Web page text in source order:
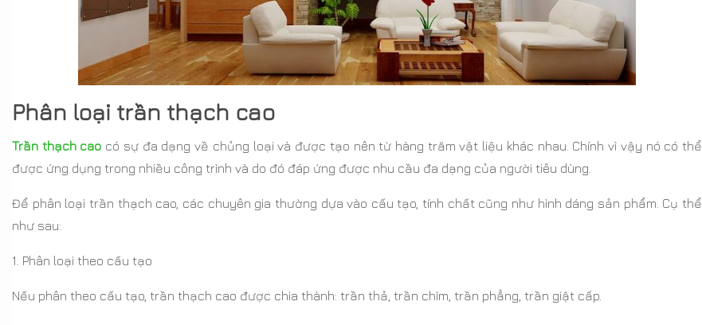
Phân loại trần thạch cao
Trần thạch cao có sự đa dạng về chủng loại và được tạo nên từ hàng trăm vật liệu khác nhau. Chính vì vậy nó có thể
được ứng dụng trong nhiều công trình và do đó đáp ứng được nhu cầu đa dạng của người tiêu dùng.
Để phân loại trần thạch cao, các chuyên gia thường dựa vào cấu tạo, tính chất cũng như hình dáng sản phẩm. Cụ thể
như sau:
1. Phân loại theo cấu tạo
Nếu phân theo cấu tạo, trần thạch cao được chia thành: trần thả, trần chìm, trần phẳng, trần giật cấp.